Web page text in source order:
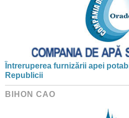
Întreruperea furnizării apei
Republicii
BIHON CAO